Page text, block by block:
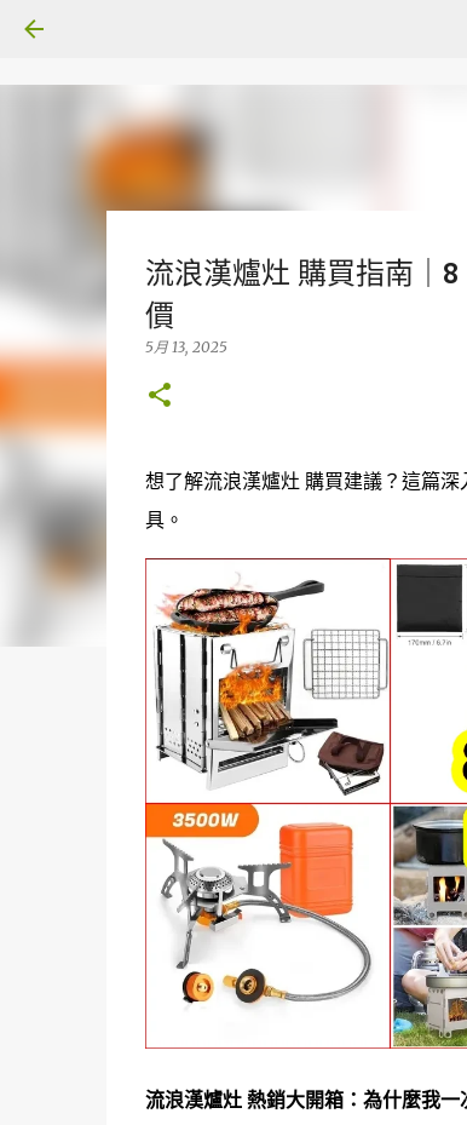
流浪漢爐灶 購買指南｜
價
5月 13, 2025
想了解流浪漢爐灶 購買建議？這篇
具。
流浪漢爐灶 熱銷大開箱：為什麼我